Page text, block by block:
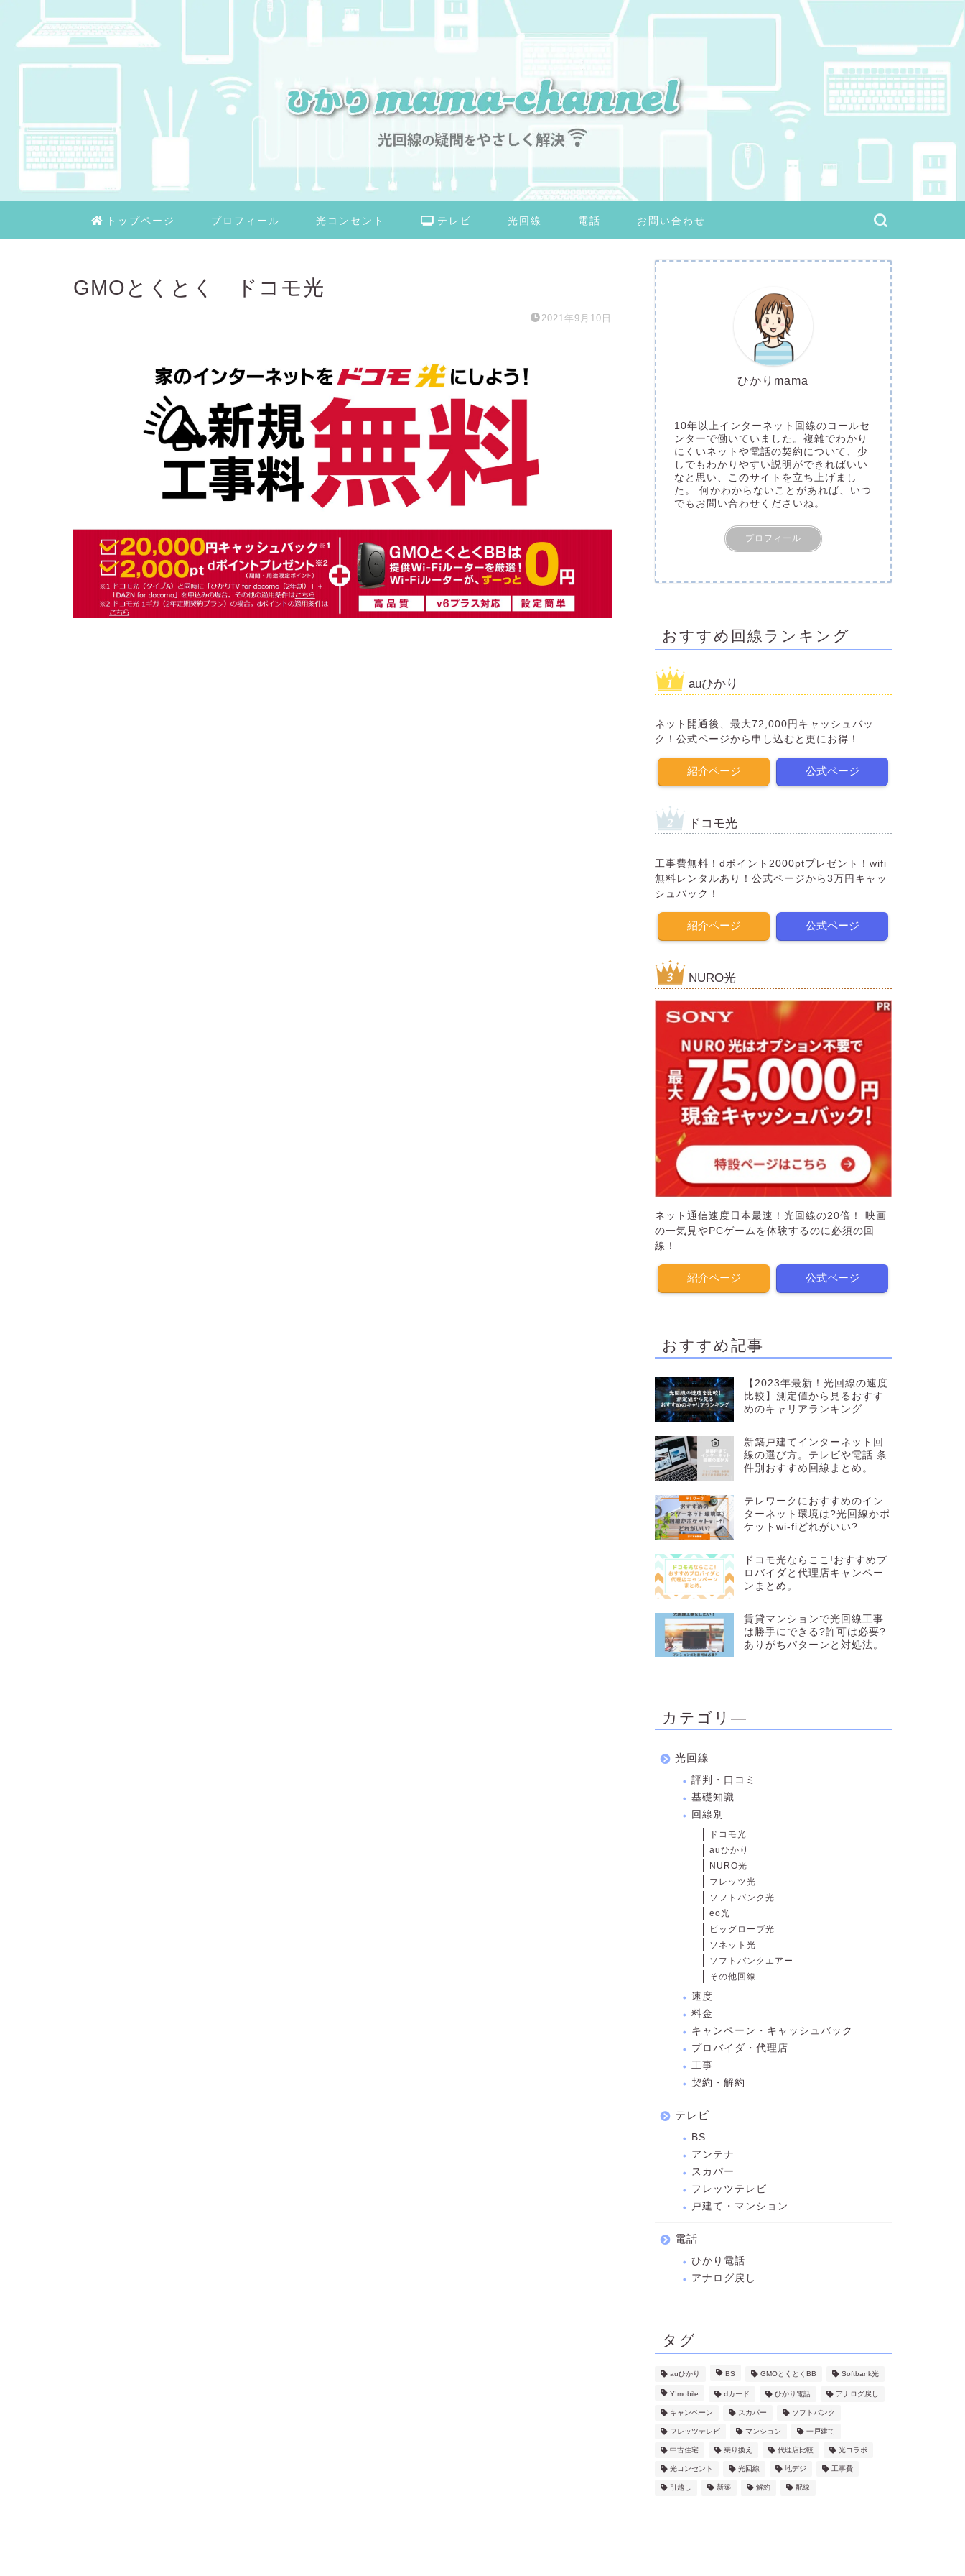
トップページ プロフィール 光コンセント テレビ 光回線 電話 お問い合わせ
GMOとくとく ドコモ光
2021年9月10日
ひかりmama
10年以上インターネット回線のコールセ
ンターで働いていました。複雑でわかり
にくいネットや電話の契約について、少
しでもわかりやすい説明ができればいい
なと思い、このサイトを立ち上げまし
た。 何かわからないことがあれば、いつ
でもお問い合わせくださいね。
プロフィール
おすすめ回線ランキング
auひかり
ネット開通後、最大72,000円キャッシュバッ
ク！公式ページから申し込むと更にお得！
紹介ページ 公式ページ
ドコモ光
工事費無料！dポイント2000ptプレゼント！wifi
無料レンタルあり！公式ページから3万円キャッ
シュバック！
紹介ページ 公式ページ
NURO光
ネット通信速度日本最速！光回線の20倍！ 映画
の一気見やPCゲームを体験するのに必須の回
線！
紹介ページ 公式ページ
おすすめ記事
【2023年最新！光回線の速度
比較】測定値から見るおすす
めのキャリアランキング
新築戸建てインターネット回
線の選び方。テレビや電話 条
件別おすすめ回線まとめ。
テレワークにおすすめのイン
ターネット環境は?光回線かポ
ケットwi-fiどれがいい?
ドコモ光ならここ!おすすめプ
ロバイダと代理店キャンペー
ンまとめ。
賃貸マンションで光回線工事
は勝手にできる?許可は必要?
ありがちパターンと対処法。
カテゴリ―
光回線
評判・口コミ
基礎知識
回線別
ドコモ光
auひかり
NURO光
フレッツ光
ソフトバンク光
eo光
ビッグローブ光
ソネット光
ソフトバンクエアー
その他回線
速度
料金
キャンペーン・キャッシュバック
プロバイダ・代理店
工事
契約・解約
テレビ
BS
アンテナ
スカパー
フレッツテレビ
戸建て・マンション
電話
ひかり電話
アナログ戻し
タグ
auひかり BS GMOとくとくBB Softbank光
Y!mobile ⅾカード ひかり電話 アナログ戻し
キャンペーン スカパー ソフトバンク
フレッツテレビ マンション 一戸建て
中古住宅 乗り換え 代理店比較 光コラボ
光コンセント 光回線 地デジ 工事費
引越し 新築 解約 配線